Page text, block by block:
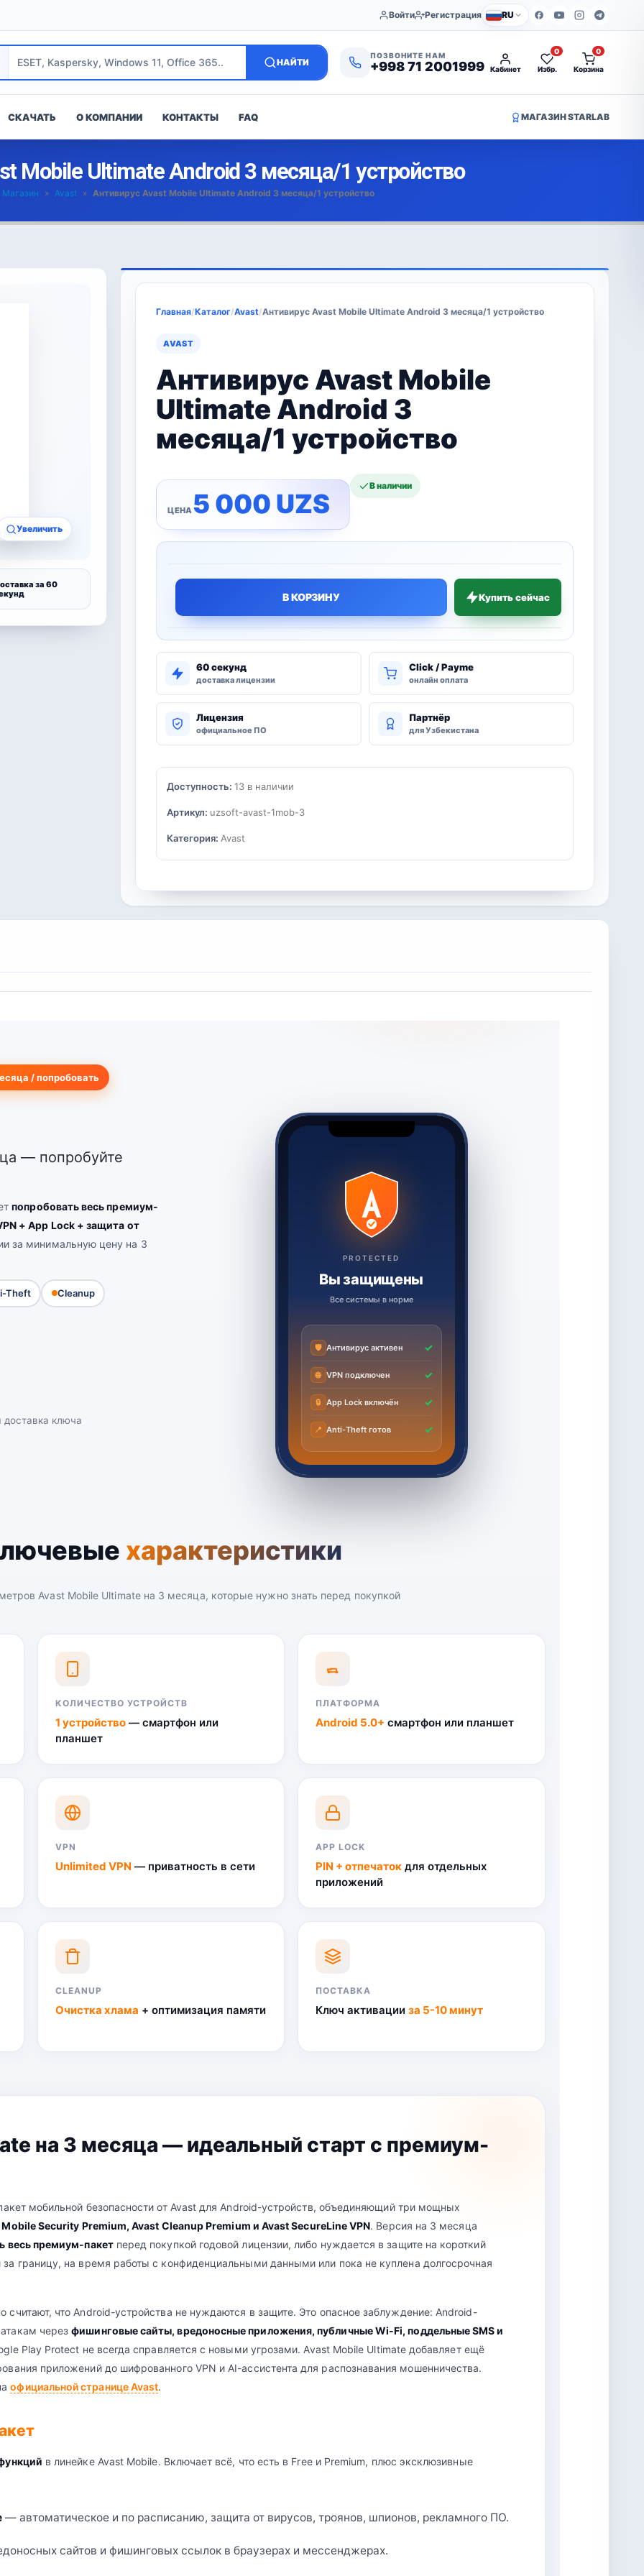
Войти Регистрация RU
НАЙТИ
ПОЗВОНИТЕ НАМ
+998 71 2001999 Кабинет Избр.
0
Корзина
0
СКАЧАТЬ О КОМПАНИИ КОНТАКТЫ FAQ МАГАЗИН STARLAB
Mobile Ultimate Android 3 месяца/1 устройство
Магазин » Avast » Антивирус Avast Mobile Ultimate Android 3 месяца/1 устройство
Увеличить
за 60
Главная/Каталог/Avast/Антивирус Avast Mobile Ultimate Android 3 месяца/1 устройство
AVAST
Антивирус Avast Mobile
Ultimate Android 3
месяца/1 устройство
5 000 UZS
В наличии
В КОРЗИНУ Купить сейчас
60 секунд
доставка лицензии
Click / Payme
онлайн оплата
Лицензия
официальное ПО
Партнёр
для Узбекистана
Доступность:13 в наличии
Артикул: uzsoft-avast-1mob-3
Категория: Avast
/ попробовать
— попробуйте
попробовать весь премиум-
+ App Lock + защита от
за минимальную цену на 3
Theft Cleanup
доставка ключа
PROTECTED
Вы защищены
Все системы в норме
🛡 Антивирус активен ✓
🌐 VPN подключен ✓
🔒 App Lock включён ✓
📍 Anti-Theft готов ✓
характеристики
Avast Mobile Ultimate на 3 месяца, которые нужно знать перед покупкой
КОЛИЧЕСТВО УСТРОЙСТВ
1 устройство— смартфон или
планшет
ПЛАТФОРМА
Android 5.0+ смартфон или планшет
VPN
Unlimited VPN — приватность в сети
APP LOCK
PIN + отпечаток для отдельных
приложений
CLEANUP
Очистка хлама + оптимизация памяти
ПОСТАВКА
Ключ активацииза 5-10 минут
на 3 месяца — идеальный старт с премиум-
мобильной безопасности от Avast для Android-устройств, объединяющий три мощных
Security Premium, Avast Cleanup Premium и Avast SecureLine VPN. Версия на 3 месяца
весь премиум-пакетперед покупкой годовой лицензии, либо нуждается в защите на короткий
границу, на время работы с конфиденциальными данными или пока не куплена долгосрочная
считают, что Android-устройства не нуждаются в защите. Это опасное заблуждение: Android-
черезфишинговые сайты, вредоносные приложения, публичные Wi-Fi, поддельные SMS и
Play Protect не всегда справляется с новыми угрозами. Avast Mobile Ultimate добавляет ещё
приложений до шифрованного VPN и AI-ассистента для распознавания мошенничества.
официальной странице Avast.
в линейке Avast Mobile. Включает всё, что есть в Free и Premium, плюс эксклюзивные
— автоматическое и по расписанию, защита от вирусов, троянов, шпионов, рекламного ПО.
сайтов и фишинговых ссылок в браузерах и мессенджерах.